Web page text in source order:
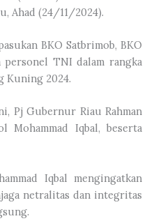
Ahad (24/11/2024).
BKO Satbrimob, BKO
personel TNI dalam rangka
Kuning 2024.
Pj Gubernur Riau Rahman
Mohammad Iqbal, beserta
Iqbal mengingatkan
netralitas dan integritas